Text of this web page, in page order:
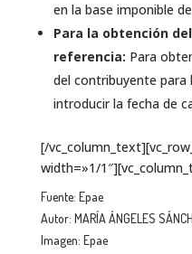
en la base imponible
Para la obtención
referencia: Para
del contribuyente para
introducir la fecha de
[/
width=»1/
Fuente: Epae
Autor: MARÍA ÁNGELES
Imagen: Epae